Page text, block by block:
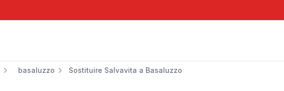
basaluzzo Sostituire Salvavita a Basaluzzo